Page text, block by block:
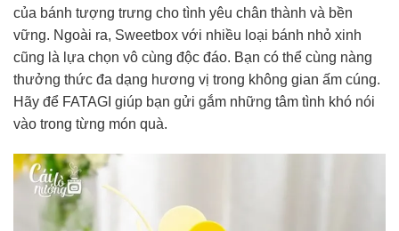
của bánh tượng trưng cho tình yêu chân thành và bền
vững. Ngoài ra, Sweetbox với nhiều loại bánh nhỏ xinh
cũng là lựa chọn vô cùng độc đáo. Bạn có thể cùng nàng
thưởng thức đa dạng hương vị trong không gian ấm cúng.
Hãy để FATAGI giúp bạn gửi gắm những tâm tình khó nói
vào trong từng món quà.